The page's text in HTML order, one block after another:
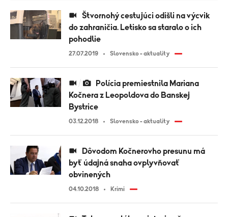
do zahraničia. Letisko sa staralo o ich
pohodlie
27.07.2019 Slovensko - aktuality
Kočnera z Leopoldova do Banskej
Bystrice
03.12.2018 Slovensko - aktuality
byť údajná snaha ovplyvňovať
obvinených
04.10.2018 Krimi